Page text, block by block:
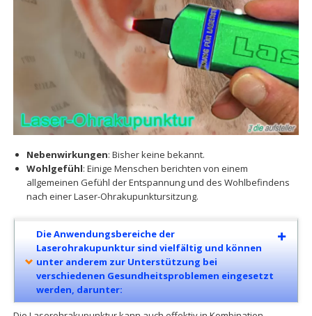
Nebenwirkungen: Bisher keine bekannt.
Wohlgefühl: Einige Menschen berichten von einem
allgemeinen Gefühl der Entspannung und des Wohlbefindens
nach einer Laser-Ohrakupunktursitzung.
Die Anwendungsbereiche der
Laserohrakupunktur sind vielfältig und können
unter anderem zur Unterstützung bei
verschiedenen Gesundheitsproblemen eingesetzt
werden, darunter: